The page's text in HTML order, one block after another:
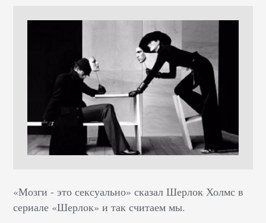
«Мозги - это сексуально» сказал Шерлок Холмс в
сериале «Шерлок» и так считаем мы.